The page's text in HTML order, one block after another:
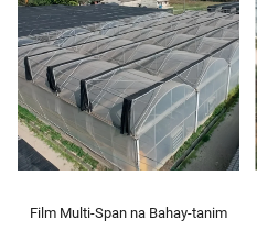
Film Multi-Span na Bahay-tanim